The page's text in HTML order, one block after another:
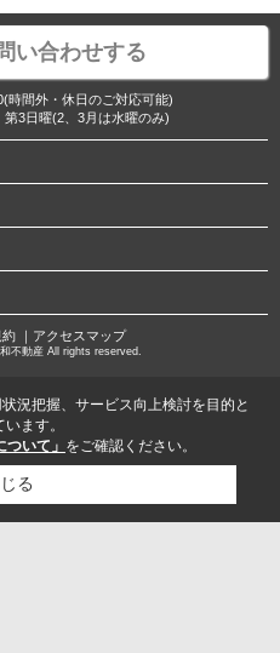
い合わせする
時間外・休日のご対応可能)
3日曜(2、3月は水曜のみ)
｜ アクセスマップ
不動産 All rights reserved.
況把握、サービス向上検討を目的と
ます。
ついて」 をご確認ください。
る